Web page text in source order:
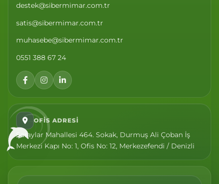
destek@sibermimar.com.tr
satis@sibermimar.com.tr
muhasebe@sibermimar.com.tr
0551 388 67 24
OFIS ADRESI
Saraylar Mahallesi 464. Sokak, Durmuş Ali Çoban İş
Merkezi Kapı No: 1, Ofis No: 12, Merkezefendi / Denizli